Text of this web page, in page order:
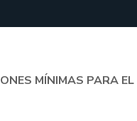
MÍNIMAS PARA EL